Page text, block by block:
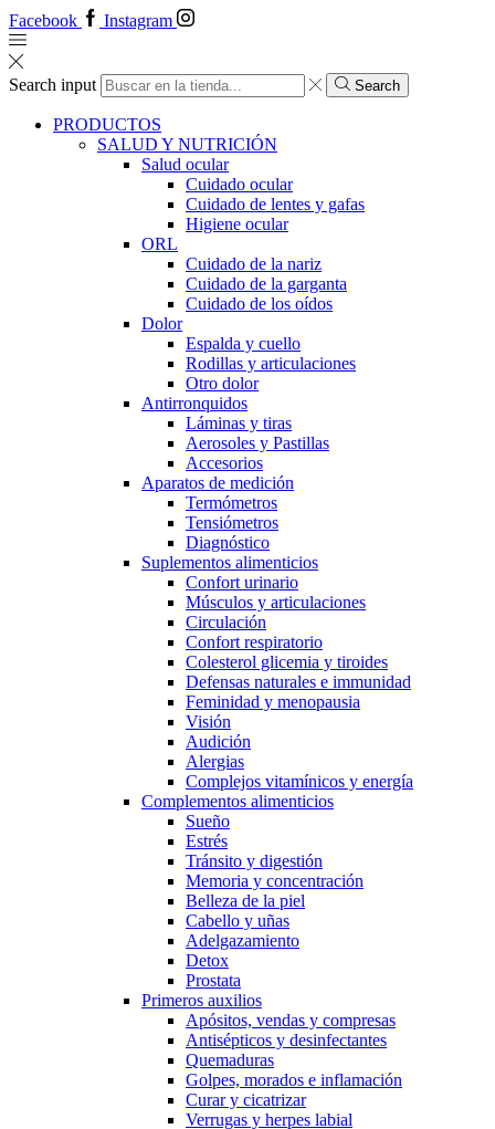
Facebook Instagram
Search input Search
PRODUCTOS
SALUD Y NUTRICIÓN
Salud ocular
Cuidado ocular
Cuidado de lentes y gafas
Higiene ocular
ORL
​​Cuidado de la nariz
​​Cuidado de la garganta
​​Cuidado de los oídos
Dolor
Espalda y cuello
Rodillas y articulaciones
Otro dolor
Antirronquidos
Láminas y tiras
Aerosoles y Pastillas
Accesorios
Aparatos de medición
Termómetros
Tensiómetros
Diagnóstico
Suplementos alimenticios
Confort urinario
Músculos y articulaciones
Circulación
Confort respiratorio
Colesterol glicemia y tiroides
Defensas naturales e immunidad
Feminidad y menopausia
Visión
Audición
Alergias
Complejos vitamínicos y energía
Complementos alimenticios
Sueño
Estrés
Tránsito y digestión
Memoria y concentración
Belleza de la piel
Cabello y uñas
Adelgazamiento
Detox
Prostata
Primeros auxilios
Apósitos, vendas y compresas
Antisépticos y desinfectantes
Quemaduras
Golpes, morados e inflamación
Curar y cicatrizar
Verrugas y herpes labial